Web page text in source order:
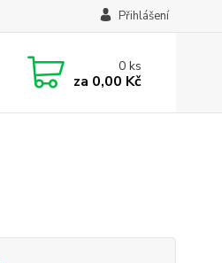
Přihlášení
0ks
za 0,00 Kč